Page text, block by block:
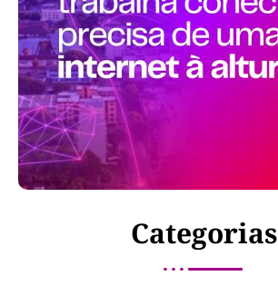
Categorias